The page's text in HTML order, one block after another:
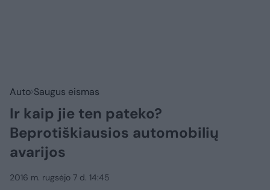
Auto Saugus eismas
Ir kaip jie ten pateko?
Beprotiškiausios automobilių
avarijos
2016 m. rugsėjo 7 d. 14:45